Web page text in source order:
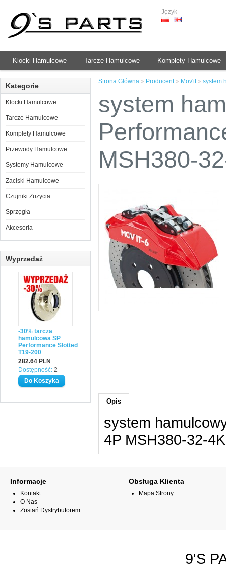
Język
Klocki Hamulcowe Tarcze Hamulcowe Komplety Hamulcowe
Kategorie
Klocki Hamulcowe
Tarcze Hamulcowe
Komplety Hamulcowe
Przewody Hamulcowe
Systemy Hamulcowe
Zaciski Hamulcowe
Czujniki Zużycia
Sprzęgła
Akcesoria
Wyprzedaż
-30% tarcza
hamulcowa SP
Performance Slotted
T19-200
282.64 PLN
Dostępność: 2
Strona Główna » Producent» Mov'it» system
system
MSH380-
Opis
system
4P MSH380-32-
Informacje
Kontakt
O Nas
Zostań Dystrybutorem
Obsługa Klienta
Mapa Strony
9'S